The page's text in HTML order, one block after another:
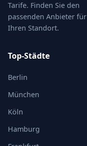
Tarife. Finden Sie den
passenden Anbieter für
Ihren Standort.
Top-Städte
Berlin
München
Köln
Hamburg